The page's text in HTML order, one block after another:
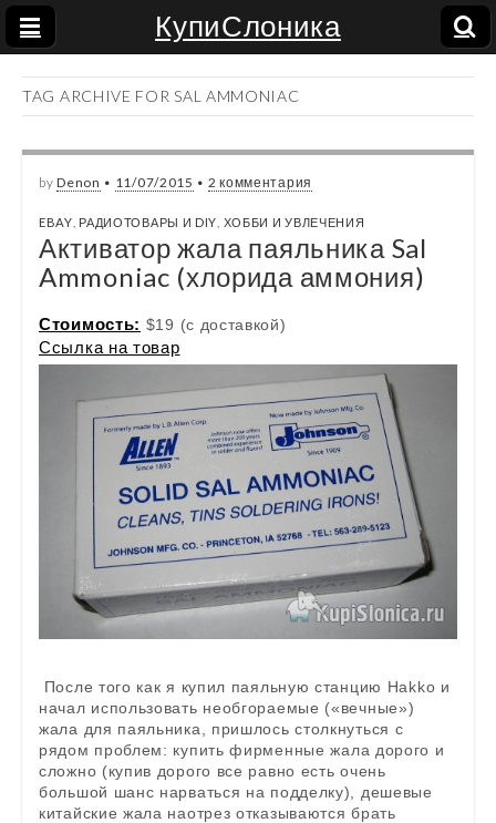
КупиСлоника
TAG ARCHIVE FOR SAL AMMONIAC
byDenon • 11/07/2015 • 2 комментария
EBAY РАДИОТОВАРЫ И DIY ХОББИ И УВЛЕЧЕНИЯ
Активатор жала паяльника Sal
Ammoniac (хлорида аммония)
Стоимость: $19 (с доставкой)
Ссылка на товар
После того как я купил паяльную станцию Hakko и
начал использовать необгораемые («вечные»)
жала для паяльника, пришлось столкнуться с
рядом проблем: купить фирменные жала дорого и
сложно (купив дорого все равно есть очень
большой шанс нарваться на подделку), дешевые
китайские жала наотрез отказываются брать